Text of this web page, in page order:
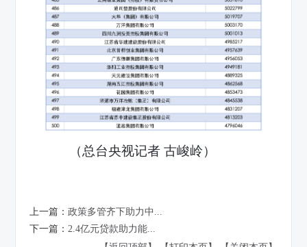
（总台央视记者 古峻岭）
上一篇：政策多管齐下助力中...
下一篇： 2.4亿元贷款助力能...